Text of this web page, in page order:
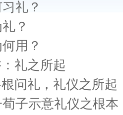
礼？
？
用？
礼之所起
问礼，礼仪之所起
子示意礼仪之根本